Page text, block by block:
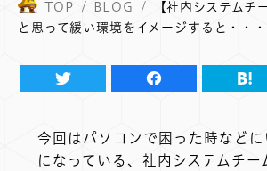
TOP BLOG
【社内システムチ
と思って緩い環境をイメージすると・・・
今回はパソコンで困った時などに
になっている、社内システムチー